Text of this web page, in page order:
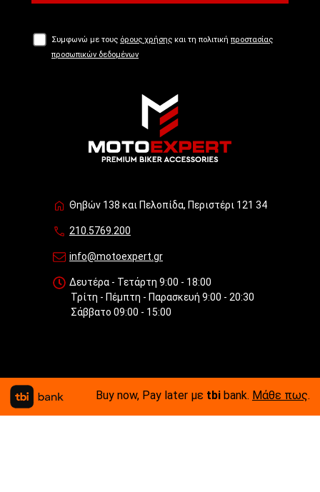
Συμφωνώ με τους όρους χρήσης και τη πολιτική προστασίας
προσωπικών δεδομένων
Θηβών 138 και Πελοπίδα, Περιστέρι 121 34
210.5769.200
info@motoexpert.gr
Δευτέρα - Τετάρτη 9:00 - 18:00
Τρίτη - Πέμπτη - Παρασκευή 9:00 - 20:30
Σάββατο 09:00 - 15:00
Buy now, Pay later με tbi bank. Μάθε πως.